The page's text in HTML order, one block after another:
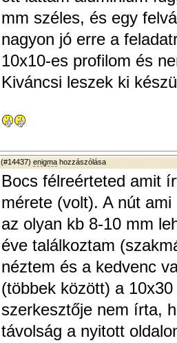
mm széles, és egy
nagyon jó erre a
10x10-es profilom és
Kiváncsi leszek ki
(#14437) enigma hozzászólása
Bocs félreérteted amit
mérete (volt). A nút
az olyan kb 8-10 mm
éve találkoztam
néztem és a kedvenc
(többek között) a
szerkesztője nem írta,
távolság a nyitott